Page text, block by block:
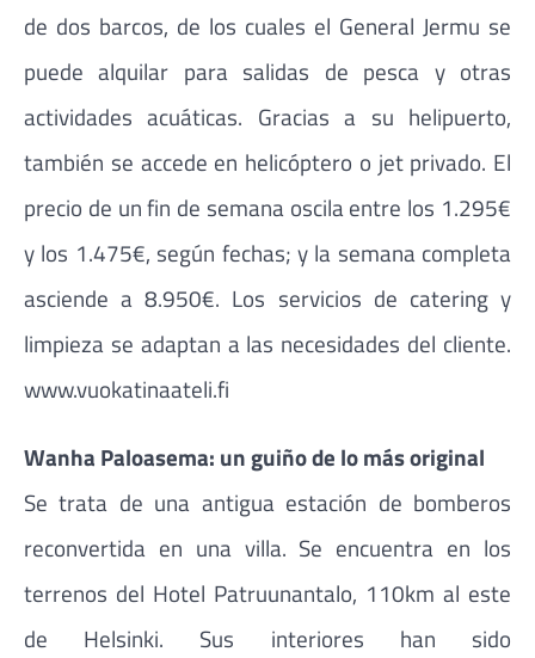
de dos barcos, de los cuales el General Jermu se
puede alquilar para salidas de pesca y otras
actividades acuáticas. Gracias a su helipuerto,
también se accede en helicóptero o jet privado. El
precio de un fin de semana oscila entre los 1.295€
y los 1.475€, según fechas; y la semana completa
asciende a 8.950€. Los servicios de catering y
limpieza se adaptan a las necesidades del cliente.
www.vuokatinaateli.fi
Wanha Paloasema: un guiño de lo más original
Se trata de una antigua estación de bomberos
reconvertida en una villa. Se encuentra en los
terrenos del Hotel Patruunantalo, 110km al este
de Helsinki. Sus interiores han sido